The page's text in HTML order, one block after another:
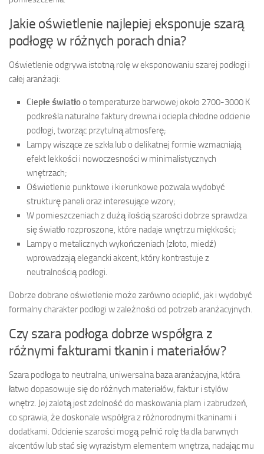
Jakie oświetlenie najlepiej eksponuje szarą
podłogę w różnych porach dnia?
Oświetlenie odgrywa istotną rolę w eksponowaniu szarej podłogi i
całej aranżacji:
Ciepłe światłoo temperaturze barwowej około 2700-3000 K
podkreśla naturalne faktury drewna i ociepla chłodne odcienie
podłogi, tworząc przytulną atmosferę;
Lampy wiszące ze szkła lub o delikatnej formie wzmacniają
efekt lekkości i nowoczesności w minimalistycznych
wnętrzach;
Oświetlenie punktowe i kierunkowe pozwala wydobyć
strukturę paneli oraz interesujące wzory;
W pomieszczeniach z dużą ilością szarości dobrze sprawdza
się światło rozproszone, które nadaje wnętrzu miękkości;
Lampy o metalicznych wykończeniach (złoto, miedź)
wprowadzają elegancki akcent, który kontrastuje z
neutralnością podłogi.
Dobrze dobrane oświetlenie może zarówno ocieplić, jak i wydobyć
formalny charakter podłogi w zależności od potrzeb aranżacyjnych.
Czy szara podłoga dobrze współgra z
różnymi fakturami tkanin i materiałów?
Szara podłoga to neutralna, uniwersalna baza aranżacyjna, która
łatwo dopasowuje się do różnych materiałów, faktur i stylów
wnętrz. Jej zaletą jest zdolność do maskowania plam i zabrudzeń,
co sprawia, że doskonale współgra z różnorodnymi tkaninami i
dodatkami. Odcienie szarości mogą pełnić rolę tła dla barwnych
akcentów lub stać się wyrazistym elementem wnętrza, nadając mu